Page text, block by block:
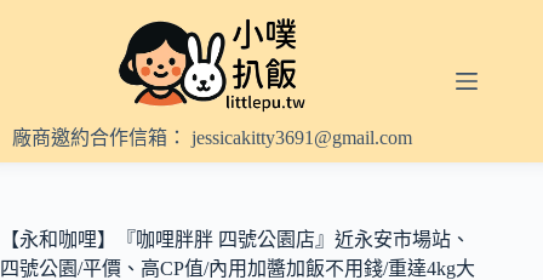
內
容
廠商邀約合作信箱： jessicakitty3691@gmail.com
【永和咖哩】『咖哩胖胖 四號公園店』近永安市場站、
四號公園/平價、高CP值/內用加醬加飯不用錢/重達4kg大